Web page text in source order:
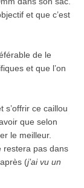
et que c’est
de le
et que l’on
s’offrir ce caillou
que selon
le meilleur.
restera pas dans
(j’ai vu un